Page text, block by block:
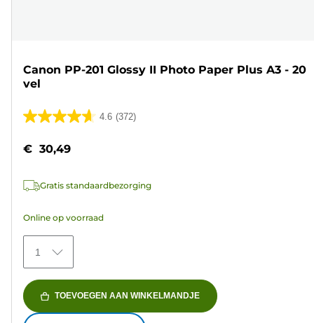
Canon PP-201 Glossy II Photo Paper Plus A3 - 20
vel
4.6 (372)
4.6
de
sterren.
beoordelingen
€ 30,49
Gratis standaardbezorging
Online op voorraad
1
TOEVOEGEN AAN WINKELMANDJE